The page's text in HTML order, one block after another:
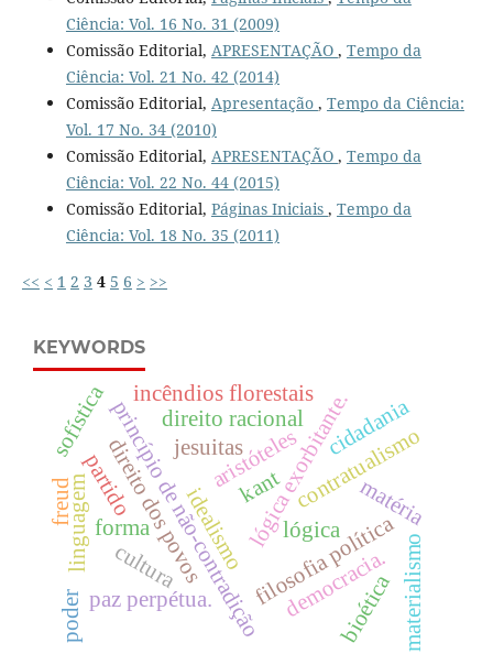
Ciência: Vol. 16 No. 31 (2009)
Comissão Editorial, APRESENTAÇÃO , Tempo da
Ciência: Vol. 21 No. 42 (2014)
Comissão Editorial, Apresentação , Tempo da Ciência:
Vol. 17 No. 34 (2010)
Comissão Editorial, APRESENTAÇÃO , Tempo da
Ciência: Vol. 22 No. 44 (2015)
Comissão Editorial, Páginas Iniciais , Tempo da
Ciência: Vol. 18 No. 35 (2011)
<< < 1 2 3 4 5 6 > >>
KEYWORDS
lógica
princípio de não-contradiçãológica exorbitante.
kant
direito racional
filosofia política
direito dos povos contratualismo
paz perpétua.
idealismo
materialismo
forma matéria
democracia.
linguagem
aristóteles
sofística
cultura
jesuitas
bioética
cidadania
partido
poder
freud
incêndios florestais